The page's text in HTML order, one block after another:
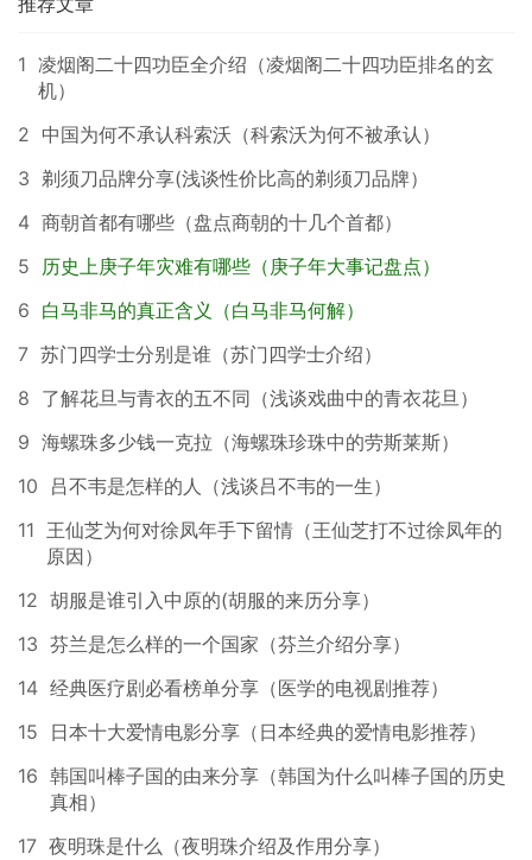
1 凌烟阁二十四功臣全介绍（凌烟阁二十四功臣排名的玄
机）
2 中国为何不承认科索沃（科索沃为何不被承认）
3 剃须刀品牌分享(浅谈性价比高的剃须刀品牌）
4 商朝首都有哪些（盘点商朝的十几个首都）
5 历史上庚子年灾难有哪些（庚子年大事记盘点）
6 白马非马的真正含义（白马非马何解）
7 苏门四学士分别是谁（苏门四学士介绍）
8 了解花旦与青衣的五不同（浅谈戏曲中的青衣花旦）
9 海螺珠多少钱一克拉（海螺珠珍珠中的劳斯莱斯）
10
吕不韦是怎样的人（浅谈吕不韦的一生）
11 王仙芝为何对徐凤年手下留情（王仙芝打不过徐凤年的
原因）
12 胡服是谁引入中原的(胡服的来历分享）
13 芬兰是怎么样的一个国家（芬兰介绍分享）
14 经典医疗剧必看榜单分享（医学的电视剧推荐）
15
日本十大爱情电影分享（日本经典的爱情电影推荐）
16 韩国叫棒子国的由来分享（韩国为什么叫棒子国的历史
真相）
17 夜明珠是什么（夜明珠介绍及作用分享）